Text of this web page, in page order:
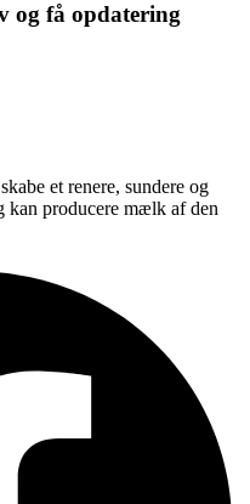
og få opdatering
et renere, sundere og
kan producere mælk af den